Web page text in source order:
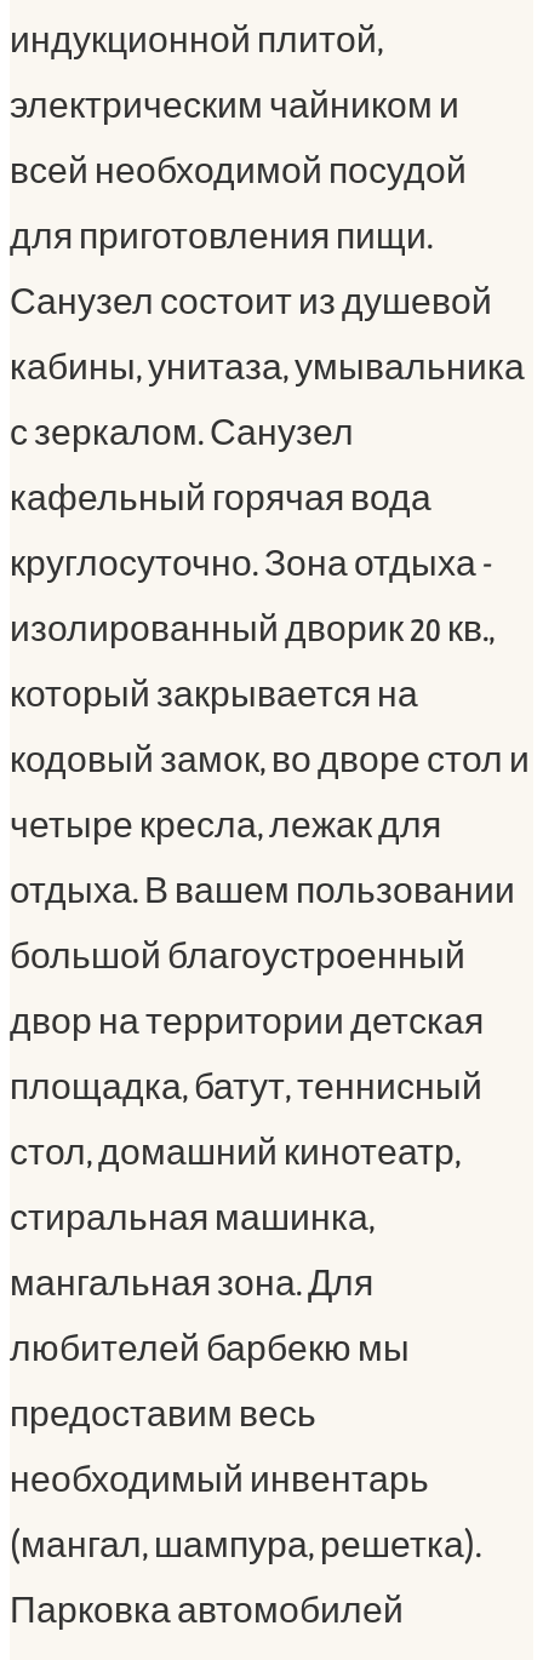
индукционной плитой,
электрическим чайником и
всей необходимой посудой
для приготовления пищи.
Санузел состоит из душевой
кабины, унитаза, умывальника
с зеркалом. Санузел
кафельный горячая вода
круглосуточно. Зона отдыха -
изолированный дворик 20 кв.,
который закрывается на
кодовый замок, во дворе стол и
четыре кресла, лежак для
отдыха. В вашем пользовании
большой благоустроенный
двор на территории детская
площадка, батут, теннисный
стол, домашний кинотеатр,
стиральная машинка,
мангальная зона. Для
любителей барбекю мы
предоставим весь
необходимый инвентарь
(мангал, шампура, решетка).
Парковка автомобилей